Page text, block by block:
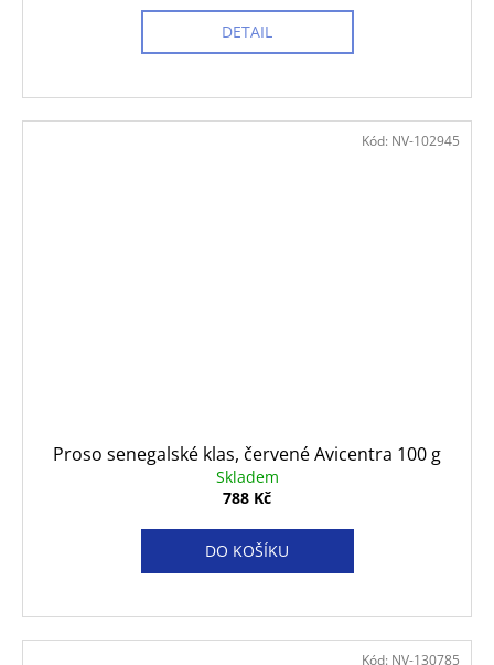
DETAIL
Proso senegalské klas, červené Avicentra 100 g
Skladem
788 Kč
DO KOŠÍKU
Kód: NV-102945
Kód: NV-130785